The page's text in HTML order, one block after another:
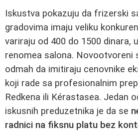
Iskustva pokazuju da frizerski
gradovima imaju veliku
variraju od 400 do 1500 dinara,
renomea salona. Novootvoreni
odmah da imitiraju cenovnike
koji rade sa profesionalnim
Redkena ili Kérastasea. Jedan
iskusnih preduzetnika je da se
radnici na fiksnu platu bez